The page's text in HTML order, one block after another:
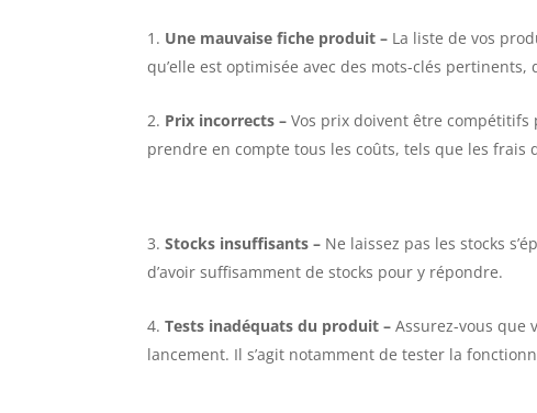
Une mauvaise fiche produit– La liste de vos
qu’elle est optimisée avec des mots-clés
Prix incorrects–Vos prix doivent être
prendre en compte tous les coûts, tels que les frais
Stocks insuffisants – Ne laissez pas les stocks
d’avoir suffisamment de stocks pour y répondre.
Tests inadéquats du produit –Assurez-vous que
lancement. Il s’agit notamment de tester la